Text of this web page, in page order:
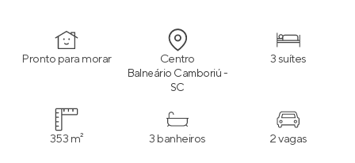
Pronto para morar Centro
Balneário Camboriú -
SC
3 suítes
353 m² 3 banheiros 2 vagas